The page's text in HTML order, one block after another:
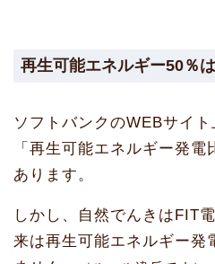
再生可能エネルギー50％
ソフトバンクのWEBサイ
「再生可能エネルギー発
あります。
しかし、自然でんきはFIT
来は再生可能エネルギー発